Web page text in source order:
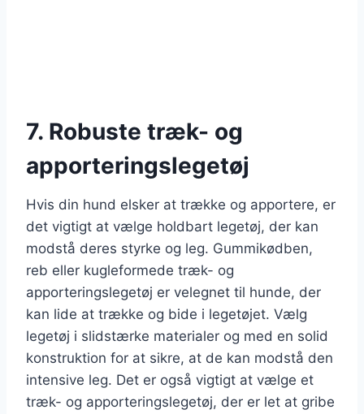
7. Robuste træk- og
apporteringslegetøj
Hvis din hund elsker at trække og apportere, er
det vigtigt at vælge holdbart legetøj, der kan
modstå deres styrke og leg. Gummikødben,
reb eller kugleformede træk- og
apporteringslegetøj er velegnet til hunde, der
kan lide at trække og bide i legetøjet. Vælg
legetøj i slidstærke materialer og med en solid
konstruktion for at sikre, at de kan modstå den
intensive leg. Det er også vigtigt at vælge et
træk- og apporteringslegetøj, der er let at gribe